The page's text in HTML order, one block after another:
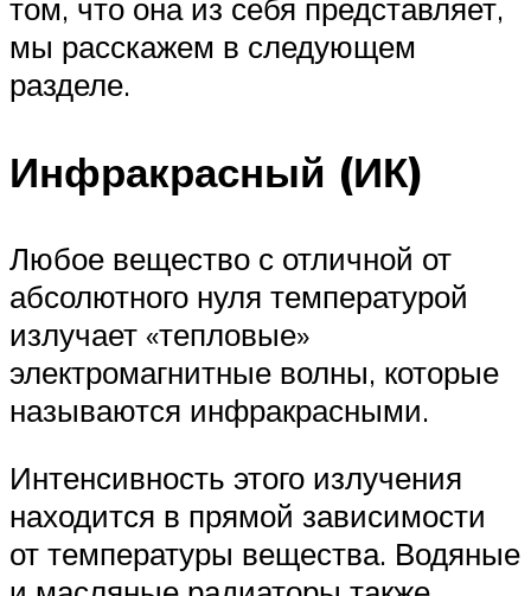
том, что она из себя представляет,
мы расскажем в следующем
разделе.
Инфракрасный (ИК)
Любое вещество с отличной от
абсолютного нуля температурой
излучает «тепловые»
электромагнитные волны, которые
называются инфракрасными.
Интенсивность этого излучения
находится в прямой зависимости
от температуры вещества. Водяные